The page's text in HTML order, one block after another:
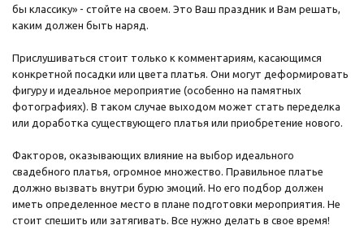
бы классику» - стойте на своем. Это Ваш праздник и Вам решать,
каким должен быть наряд.
Прислушиваться стоит только к комментариям, касающимся
конкретной посадки или цвета платья. Они могут деформировать
фигуру и идеальное мероприятие (особенно на памятных
фотографиях). В таком случае выходом может стать переделка
или доработка существующего платья или приобретение нового.
Факторов, оказывающих влияние на выбор идеального
свадебного платья, огромное множество. Правильное платье
должно вызвать внутри бурю эмоций. Но его подбор должен
иметь определенное место в плане подготовки мероприятия. Не
стоит спешить или затягивать. Все нужно делать в свое время!